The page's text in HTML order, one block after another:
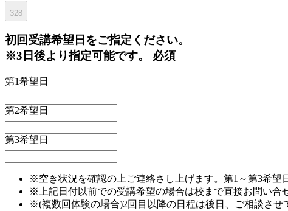
328
初回受講希望日をご指定ください。
※3日後より指定可能です。 必須
第1希望日
第2希望日
第3希望日
※空き状況を確認の上ご連絡さし上げます。第1～第3希望
※上記日付以前での受講希望の場合は校まで直接お問い合
※(複数回体験の場合)2回目以降の日程は後日、ご相談させ